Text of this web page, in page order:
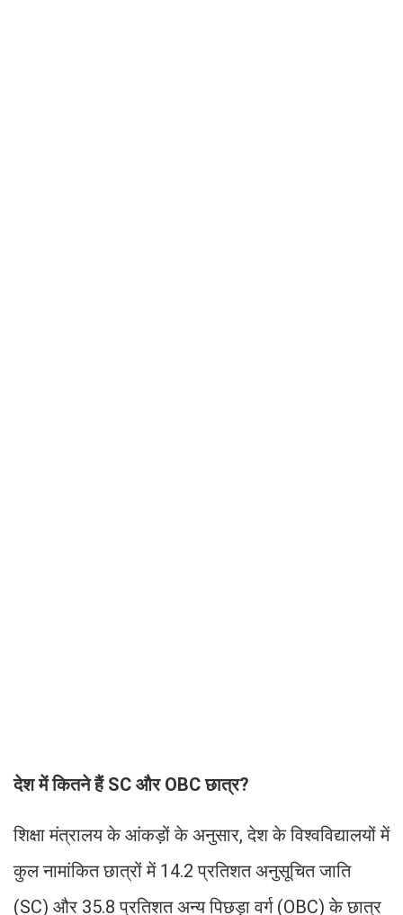
देश में कितने हैं SC और OBC छात्र?
शिक्षा मंत्रालय के आंकड़ों के अनुसार, देश के विश्वविद्यालयों में
कुल नामांकित छात्रों में 14.2 प्रतिशत अनुसूचित जाति
(SC) और 35.8 प्रतिशत अन्य पिछड़ा वर्ग (OBC) के छात्र